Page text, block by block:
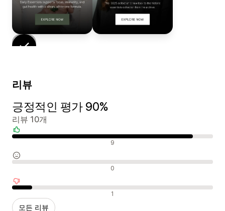
리뷰
긍정적인 평가 90%
리뷰 10개
9
0
1
모든 리뷰